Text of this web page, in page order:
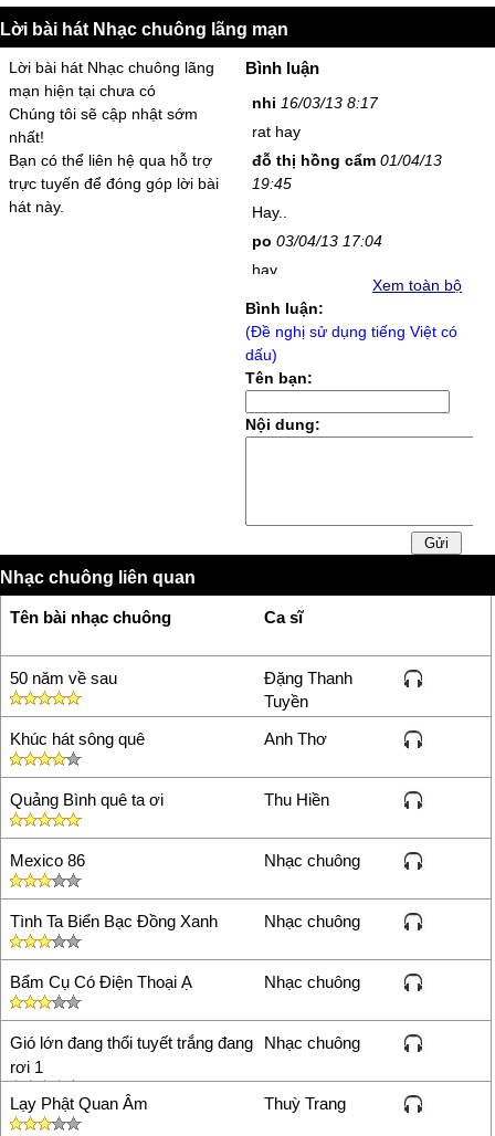
Lời bài hát Nhạc chuông lãng mạn
Lời bài hát Nhạc chuông lãng
mạn hiện tại chưa có
Chúng tôi sẽ cập nhật sớm
nhất!
Bạn có thể liên hệ qua hỗ trợ
trực tuyến để đóng góp lời bài
hát này.
Bình luận
nhi 16/03/13 8:17
rat hay
đỗ thị hồng cẩm 01/04/13
19:45
Hay..
po 03/04/13 17:04
hay
nguyễn Thị Mỹ A08/04/13
12:07
hay
nguyễn Thị Mỹ A
hay
bài này phạm khánh hưng hát
Hay.Hợp vớj những aj đang ju
hamytran25/05/13 8:05
rat hay muon nghe nhieu lan
trang03/06/13 12:27
bạn trang của mình ui bạn có
diện thoại nè
hay
quá hay
17/07/13 19:29
hay
lyly17/07/13 19:29
Xem toàn bộ
Bình luận:
(Đề nghị sử dụng tiếng Việt có
dấu)
Tên bạn:
Nội dung:
Nhạc chuông liên quan
Tên bài nhạc chuông Ca sĩ
50 năm về sau
Đặng Thanh
Tuyền
Khúc hát sông quê
Anh Thơ
Quảng Bình quê ta ơi Thu Hiền
Mexico 86 Nhạc chuông
Tình Ta Biển Bạc Đồng Xanh Nhạc chuông
Bẩm Cụ Có Điện Thoại Ạ Nhạc chuông
Gió lớn đang thổi tuyết trắng đang
rơi 1
Nhạc chuông
Lạy Phật Quan Âm Thuỳ Trang